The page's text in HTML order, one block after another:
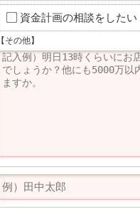
資金計画の相談をしたい
【その他】